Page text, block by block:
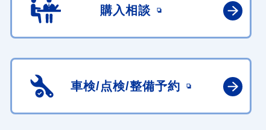
購入相談
車検/点検/整備予約